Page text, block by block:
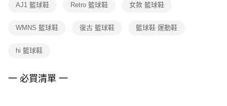
１．透過由恩沛科技股份有限公司提供之「AFTEE先享後付」服務完成之交
權轉讓予恩沛科技股份有限公司。
３．未成年的使用者請事先徵得法定代理人或監護人之同意方可使用
４．使用「AFTEE先享後付」時，將依據個別帳號之用戶狀況，依本公司即
AJ1 籃球鞋 Retro 籃球鞋 女款 籃球鞋
WMNS 籃球鞋 復古 籃球鞋 籃球鞋 運動鞋
hi 籃球鞋
一 必買清單 一